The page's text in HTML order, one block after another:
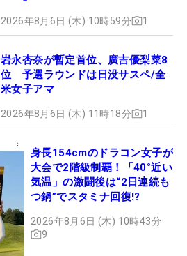
2026年8月6日 (木) 10時59分 1
岩永杏奈が暫定首位、廣吉優梨菜8
位 予選ラウンドは日没サスペ/全
米女子アマ
2026年8月6日 (木) 11時18分 1
身長154cmのドラコン女子が
大会で2階級制覇！「40°近い
気温」の激闘後は“2日連続も
つ鍋”でスタミナ回復!?
2026年8月6日 (木) 10時43分
9